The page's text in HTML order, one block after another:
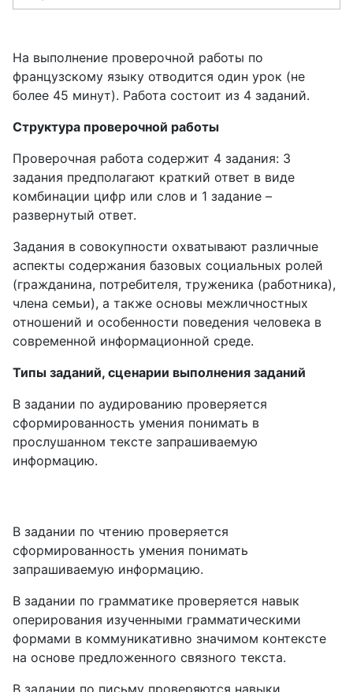
На выполнение проверочной работы по
французскому языку отводится один урок (не
более 45 минут). Работа состоит из 4 заданий.
Структура проверочной работы
Проверочная работа содержит 4 задания: 3
задания предполагают краткий ответ в виде
комбинации цифр или слов и 1 задание –
развернутый ответ.
Задания в совокупности охватывают различные
аспекты содержания базовых социальных ролей
(гражданина, потребителя, труженика (работника),
члена семьи), а также основы межличностных
отношений и особенности поведения человека в
современной информационной среде.
Типы заданий, сценарии выполнения заданий
В задании по аудированию проверяется
сформированность умения понимать в
прослушанном тексте запрашиваемую
информацию.
В задании по чтению проверяется
сформированность умения понимать
запрашиваемую информацию.
В задании по грамматике проверяется навык
оперирования изученными грамматическими
формами в коммуникативно значимом контексте
на основе предложенного связного текста.
В задании по письму проверяются навыки